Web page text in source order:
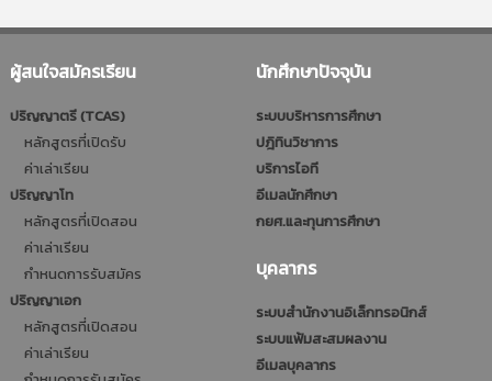
ผู้สนใจสมัครเรียน
ปริญญาตรี (TCAS)
หลักสูตรที่เปิดรับ
ค่าเล่าเรียน
ปริญญาโท
หลักสูตรที่เปิดสอน
ค่าเล่าเรียน
กำหนดการรับสมัคร
ปริญญาเอก
หลักสูตรที่เปิดสอน
ค่าเล่าเรียน
นักศึกษาปัจจุบัน
ระบบบริหารการศึกษา
ปฎิทินวิชาการ
บริการไอที
อีเมลนักศึกษา
กยศ.และทุนการศึกษา
บุคลากร
ระบบสำนักงานอิเล็กทรอนิกส์
ระบบแฟ้มสะสมผลงาน
อีเมลบุคลากร